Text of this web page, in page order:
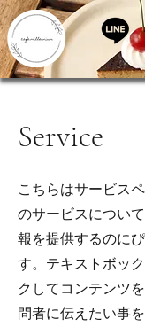
Service
こちらはサービス
のサービスについ
報を提供するのに
す。テキストボッ
クしてコンテンツ
問者に伝えたい事